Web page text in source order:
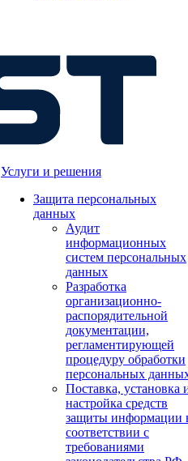
Услуги и решения
Защита персональных
данных
Аудит
информационных
систем персональных
данных
Разработка
организационно-
распорядительной
документации,
регламентирующей
процедуру обработки
персональных
Поставка, установка
настройка средств
защиты информации
соответствии с
требованиями